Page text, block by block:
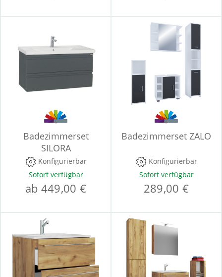
Badezimmerset
SILORA
Konfigurierbar
Sofort verfügbar
ab 449,00 €
Badezimmerset ZALO
Konfigurierbar
Sofort verfügbar
289,00 €